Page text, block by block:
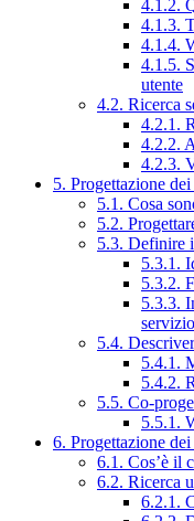
4.1.2.
4.1.3.
4.1.4.
4.1.5.
utente
4.2. Ricerca
4.2.1.
4.2.2.
4.2.3.
5. Progettazione
5.1. Cosa
5.2.
5.3. Definire
5.3.1.
5.3.2.
5.3.3.
servizio
5.4.
5.4.1.
5.4.2.
5.5. Co-
5.5.1.
6. Progettazione
6.1. Cos’è il
6.2. Ricerca
6.2.1.